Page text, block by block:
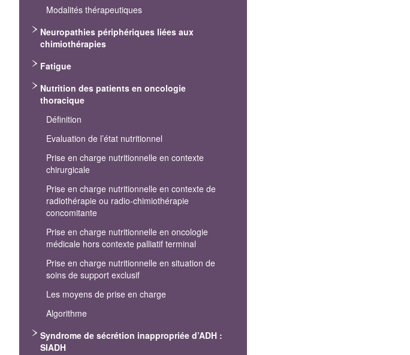
Modalités thérapeutiques
Neuropathies périphériques liées aux
chimiothérapies
Fatigue
Nutrition des patients en oncologie
thoracique
Définition
Evaluation de l’état nutritionnel
Prise en charge nutritionnelle en contexte
chirurgicale
Prise en charge nutritionnelle en contexte de
radiothérapie ou radio‐chimiothérapie
concomitante
Prise en charge nutritionnelle en oncologie
médicale hors contexte palliatif terminal
Prise en charge nutritionnelle en situation de
soins de support exclusif
Les moyens de prise en charge
Algorithme
Syndrome de sécrétion inappropriée d’ADH :
SIADH